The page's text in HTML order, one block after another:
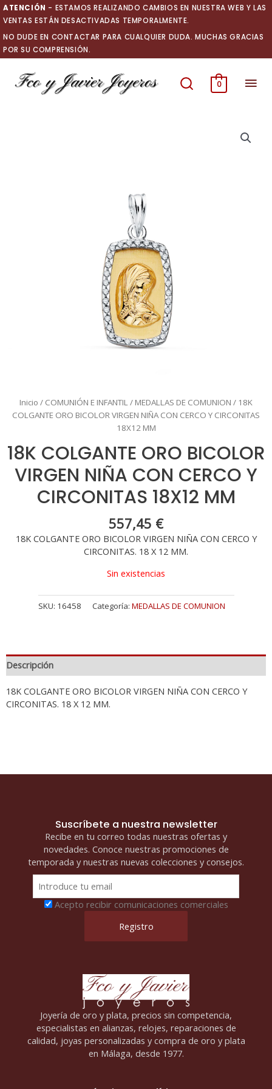
Ir
al
contenido
ATENCIÓN - ESTAMOS REALIZANDO CAMBIOS EN NUESTRA WEB Y LAS
VENTAS ESTÁN DESACTIVADAS TEMPORALMENTE.
NO DUDE EN CONTACTAR PARA CUALQUIER DUDA. MUCHAS GRACIAS
POR SU COMPRENSIÓN.
0
Inicio / COMUNIÓN E INFANTIL / MEDALLAS DE COMUNION / 18K
COLGANTE ORO BICOLOR VIRGEN NIÑA CON CERCO Y CIRCONITAS
18X12 MM
18K COLGANTE ORO BICOLOR
VIRGEN NIÑA CON CERCO Y
CIRCONITAS 18X12 MM
557,45 €
18K COLGANTE ORO BICOLOR VIRGEN NIÑA CON CERCO Y
CIRCONITAS. 18 X 12 MM.
Sin existencias
SKU: 16458 Categoría: MEDALLAS DE COMUNION
Descripción
18K COLGANTE ORO BICOLOR VIRGEN NIÑA CON CERCO Y
CIRCONITAS. 18 X 12 MM.
Suscríbete a nuestra newsletter
Recibe en tu correo todas nuestras ofertas y
novedades. Conoce nuestras promociones de
temporada y nuestras nuevas colecciones y consejos.
Acepto recibir comunicaciones comerciales
Joyería de oro y plata, precios sin competencia,
especialistas en alianzas, relojes, reparaciones de
calidad, joyas personalizadas y compra de oro y plata
en Málaga, desde 1977.